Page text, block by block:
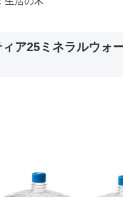
ィア25ミネラルウォ